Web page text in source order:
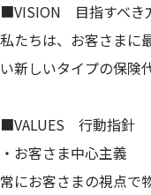
■VISION 目指すべき
私たちは、お客さまに
い新しいタイプの保険
■VALUES 行動指針
・お客さま中心主義
常にお客さまの視点で